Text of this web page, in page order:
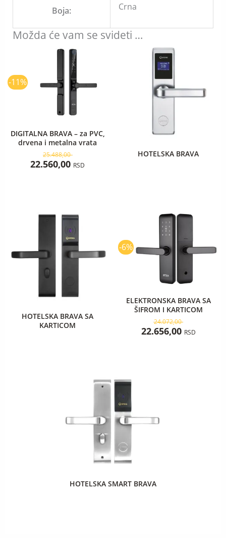
Boja: Crna
Možda će vam se svideti …
-11%
DIGITALNA BRAVA – za PVC,
drvena i metalna vrata
25.488,00
Originalna
bila:
25.488,00 RSD.
22.560,00 RSD
22.560,00 RSD.
HOTELSKA BRAVA
HOTELSKA BRAVA SA
KARTICOM
-6%
ELEKTRONSKA BRAVA SA
ŠIFROM I KARTICOM
24.072,00
cena
bila:
24.072,00 RSD.
22.656,00 RSD
HOTELSKA SMART BRAVA